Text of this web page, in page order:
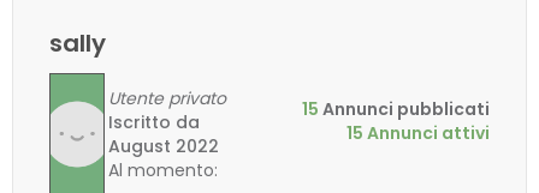
sally
Utente privato
Iscritto da
August 2022
Al momento:
15 Annunci pubblicati
15 Annunci attivi